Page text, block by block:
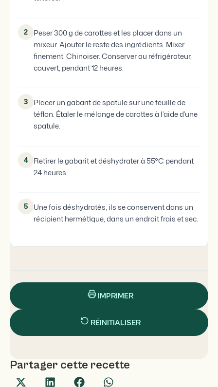
2
Peser 300 g de carottes et les placer dans un
mixeur. Ajouter le reste des ingrédients. Mixer
finement. Chinoiser. Conserver au réfrigérateur,
couvert, pendant 12 heures.
3
Placer un gabarit de spatule sur une feuille de
téflon. Étaler le mélange de carottes à l’aide d’une
spatule.
4
Retirer le gabarit et déshydrater à 55°C pendant
24 heures.
5
Une fois déshydratés, ils se conservent dans un
récipient hermétique, dans un endroit frais et sec.
IMPRIMER
RÉINITIALISER
Partager cette recette